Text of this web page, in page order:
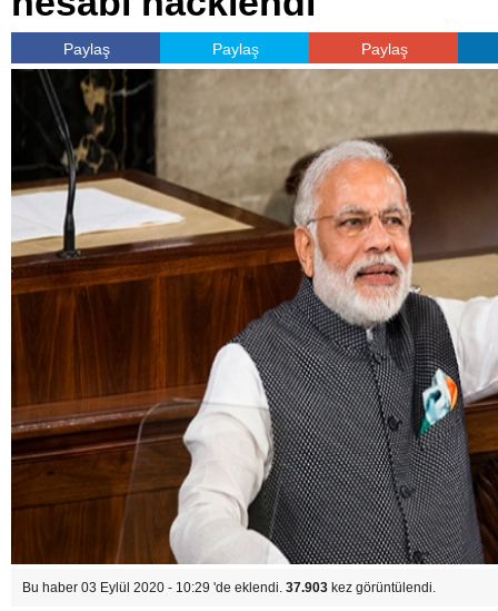
Paylaş Paylaş Paylaş
Bu haber 03 Eylül 2020 - 10:29 'de eklendi. 37.903 kez görüntülendi.